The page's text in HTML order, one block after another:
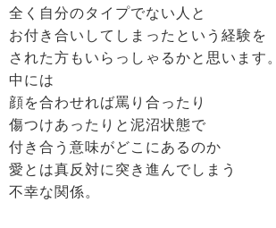
全く自分のタイプでない人と
お付き合いしてしまったという経験を
された方もいらっしゃるかと思います。
中には
顔を合わせれば罵り合ったり
傷つけあったりと泥沼状態で
付き合う意味がどこにあるのか
愛とは真反対に突き進んでしまう
不幸な関係。